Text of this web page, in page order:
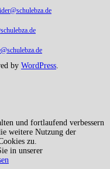
by WordPress.
und fortlaufend verbessern
weitere Nutzung der
zu.
in unserer